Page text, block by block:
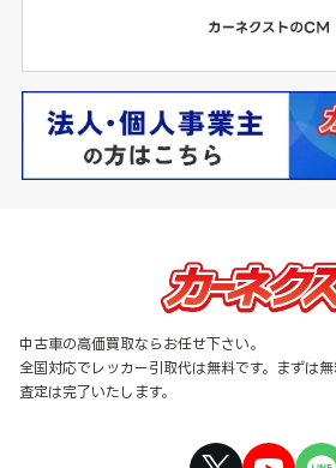
中古車の高価買取ならお任せ下さい。
全国対応でレッカー引取代は無料です。まずは
査定は完了いたします。